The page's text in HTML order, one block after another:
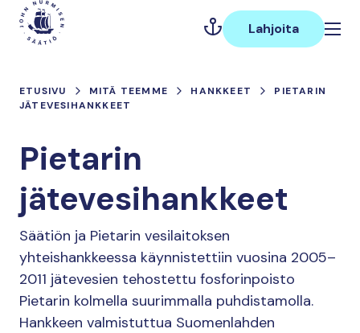
Hyppää
sisältöön
Päävalikko
Lahjoita
ETUSIVU MITÄ TEEMME HANKKEET
PIETARIN
JÄTEVESIHANKKEET
Pietarin
jätevesihankkeet
Säätiön ja Pietarin vesilaitoksen
yhteishankkeessa käynnistettiin vuosina 2005–
2011 jätevesien tehostettu fosforinpoisto
Pietarin kolmella suurimmalla puhdistamolla.
Hankkeen valmistuttua Suomenlahden